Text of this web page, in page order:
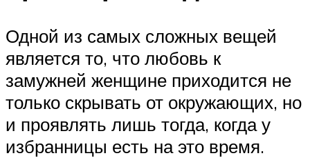
Одной из самых сложных вещей
является то, что любовь к
замужней женщине приходится не
только скрывать от окружающих, но
и проявлять лишь тогда, когда у
избранницы есть на это время.